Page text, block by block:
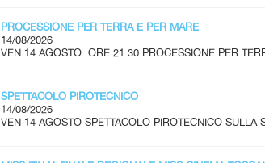
PROCESSIONE PER TERRA E PER MARE
14/08/2026
VEN 14 AGOSTO ORE 21.30 PROCESSIONE PER
SPETTACOLO PIROTECNICO
14/08/2026
VEN 14 AGOSTO SPETTACOLO PIROTECNICO SULLA